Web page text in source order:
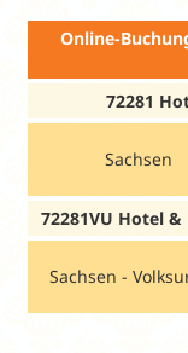
Online-
72281
Sachsen
72281VU Hotel
Sachsen -